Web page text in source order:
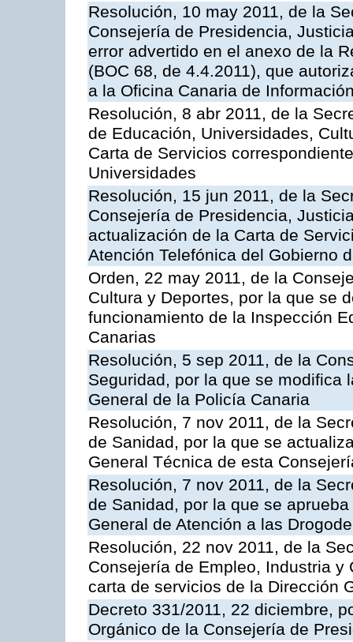
Resolución, 10 may 2011, de la
Consejería de Presidencia,
error advertido en el anexo de la
(BOC 68, de 4.4.2011), que
a la Oficina Canaria de
Resolución, 8 abr 2011, de la
de Educación, Universidades,
Carta de Servicios
Universidades
Resolución, 15 jun 2011, de la
Consejería de Presidencia,
actualización de la Carta de
Atención Telefónica del Gobierno
Orden, 22 may 2011, de la
Cultura y Deportes, por la que se
funcionamiento de la Inspección
Canarias
Resolución, 5 sep 2011, de la
Seguridad, por la que se modifica
General de la Policía Canaria
Resolución, 7 nov 2011, de la
de Sanidad, por la que se
General Técnica de esta
Resolución, 7 nov 2011, de la
de Sanidad, por la que se
General de Atención a las
Resolución, 22 nov 2011, de la
Consejería de Empleo, Industria
carta de servicios de la Dirección
Decreto 331/2011, 22 diciembre,
Orgánico de la Consejería de